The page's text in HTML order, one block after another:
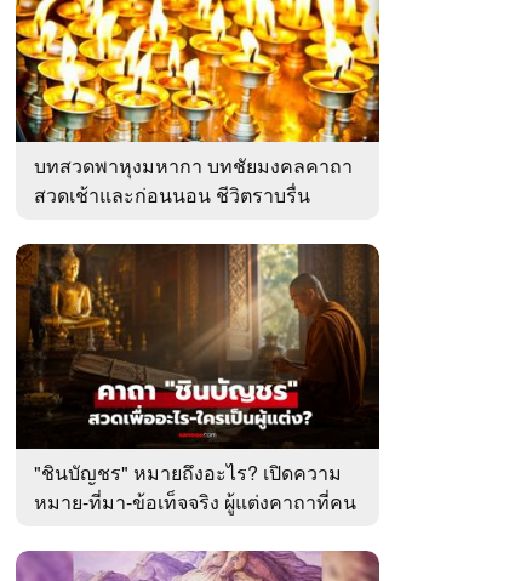
บทสวดพาหุงมหากา บทชัยมงคลคาถา
สวดเช้าและก่อนนอน ชีวิตราบรื่น
"ชินบัญชร" หมายถึงอะไร? เปิดความ
หมาย-ที่มา-ข้อเท็จจริง ผู้แต่งคาถาที่คน